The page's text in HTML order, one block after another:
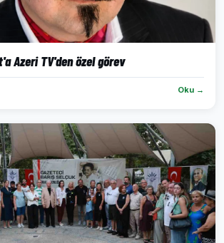
Azeri TV'den özel görev
Oku →